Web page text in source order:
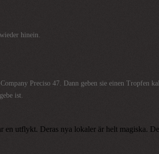
hinein.
Preciso 47. Dann geben sie einen Tropfen
ist.
en utflykt. Deras nya lokaler är helt magiska.